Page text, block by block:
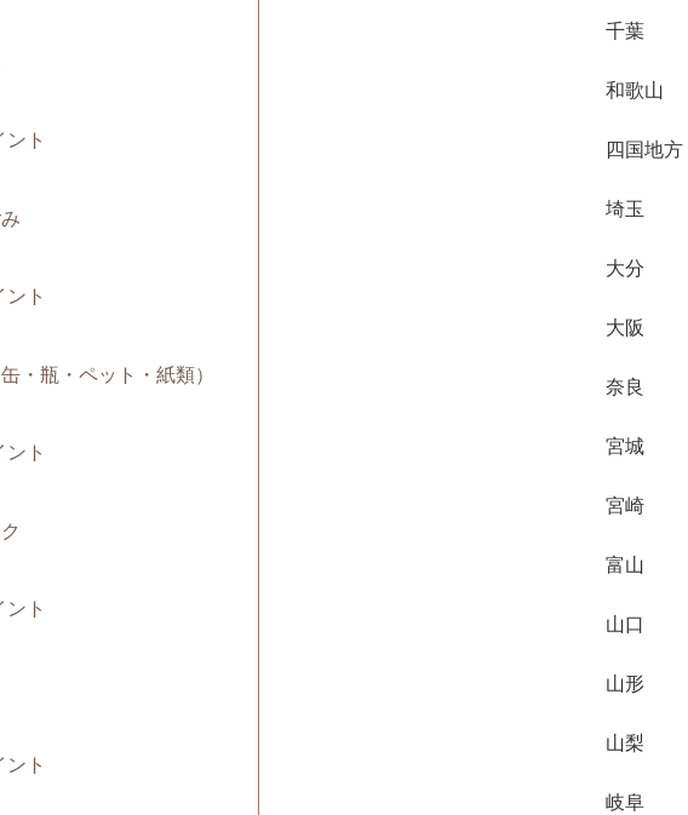
ト
ト
・瓶・ペット・紙類）
ト
ト
ト
千葉
和歌山
四国地方
埼玉
大分
大阪
奈良
宮城
宮崎
富山
山口
山形
山梨
岐阜